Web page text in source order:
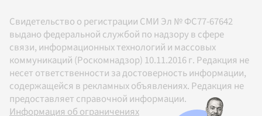
Свидетельство о регистрации СМИ Эл № ФС77-67642
выдано федеральной службой по надзору в сфере
связи, информационных технологий и массовых
коммуникаций (Роскомнадзор) 10.11.2016 г. Редакция не
несет ответственности за достоверность информации,
содержащейся в рекламных объявлениях. Редакция не
предоставляет справочной информации.
Информация об ограничениях